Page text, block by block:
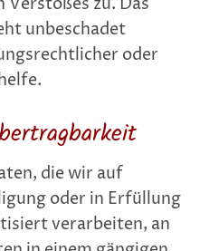
unbeschadet
oder
die wir auf
oder in Erfüllung
verarbeiten, an